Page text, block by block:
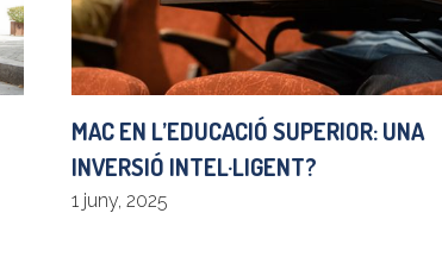
MAC EN L’EDUCACIÓ SUPERIOR: UNA
INVERSIÓ INTEL·LIGENT?
1 juny, 2025